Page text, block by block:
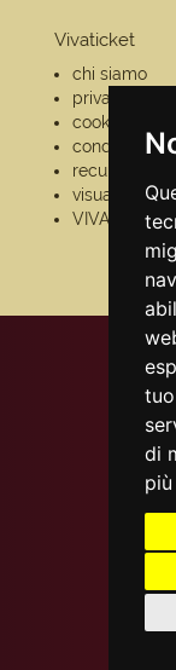
di
Vivaticket
chi siamo
privacy
cookie
condizioni
recupero
visualizza